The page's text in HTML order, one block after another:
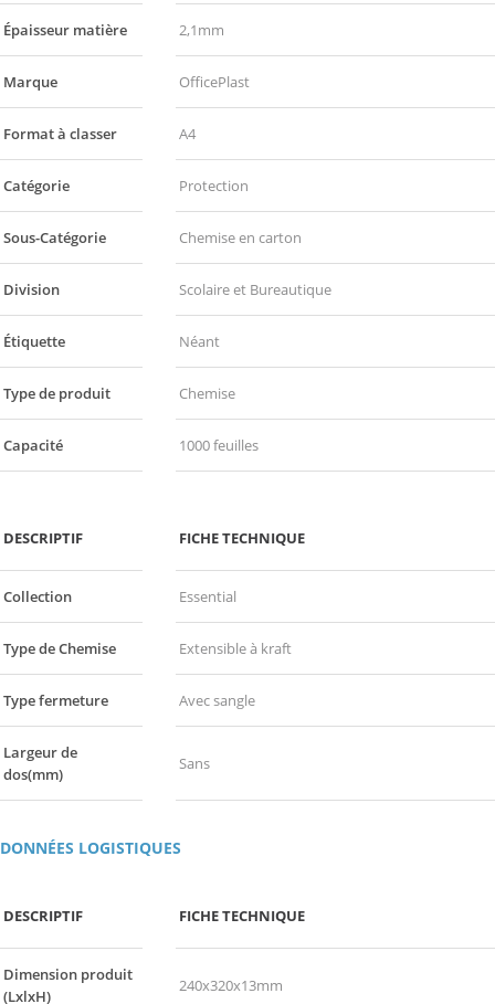
Épaisseur matière 2,1mm
Marque OfficePlast
Format à classer A4
Catégorie Protection
Sous-Catégorie Chemise en carton
Division Scolaire et Bureautique
Étiquette Néant
Type de produit Chemise
Capacité 1000 feuilles
DESCRIPTIF FICHE TECHNIQUE
Collection Essential
Type de Chemise Extensible à kraft
Type fermeture Avec sangle
Largeur de
dos(mm)
Sans
DONNÉES LOGISTIQUES
DESCRIPTIF FICHE TECHNIQUE
Dimension produit
(LxlxH)
240x320x13mm